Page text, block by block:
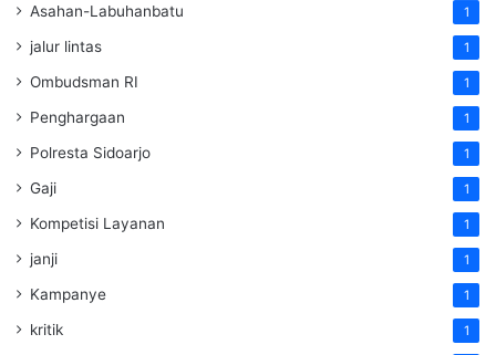
Asahan-Labuhanbatu 1
jalur lintas 1
Ombudsman RI 1
Penghargaan 1
Polresta Sidoarjo 1
Gaji 1
Kompetisi Layanan 1
janji 1
Kampanye 1
kritik 1